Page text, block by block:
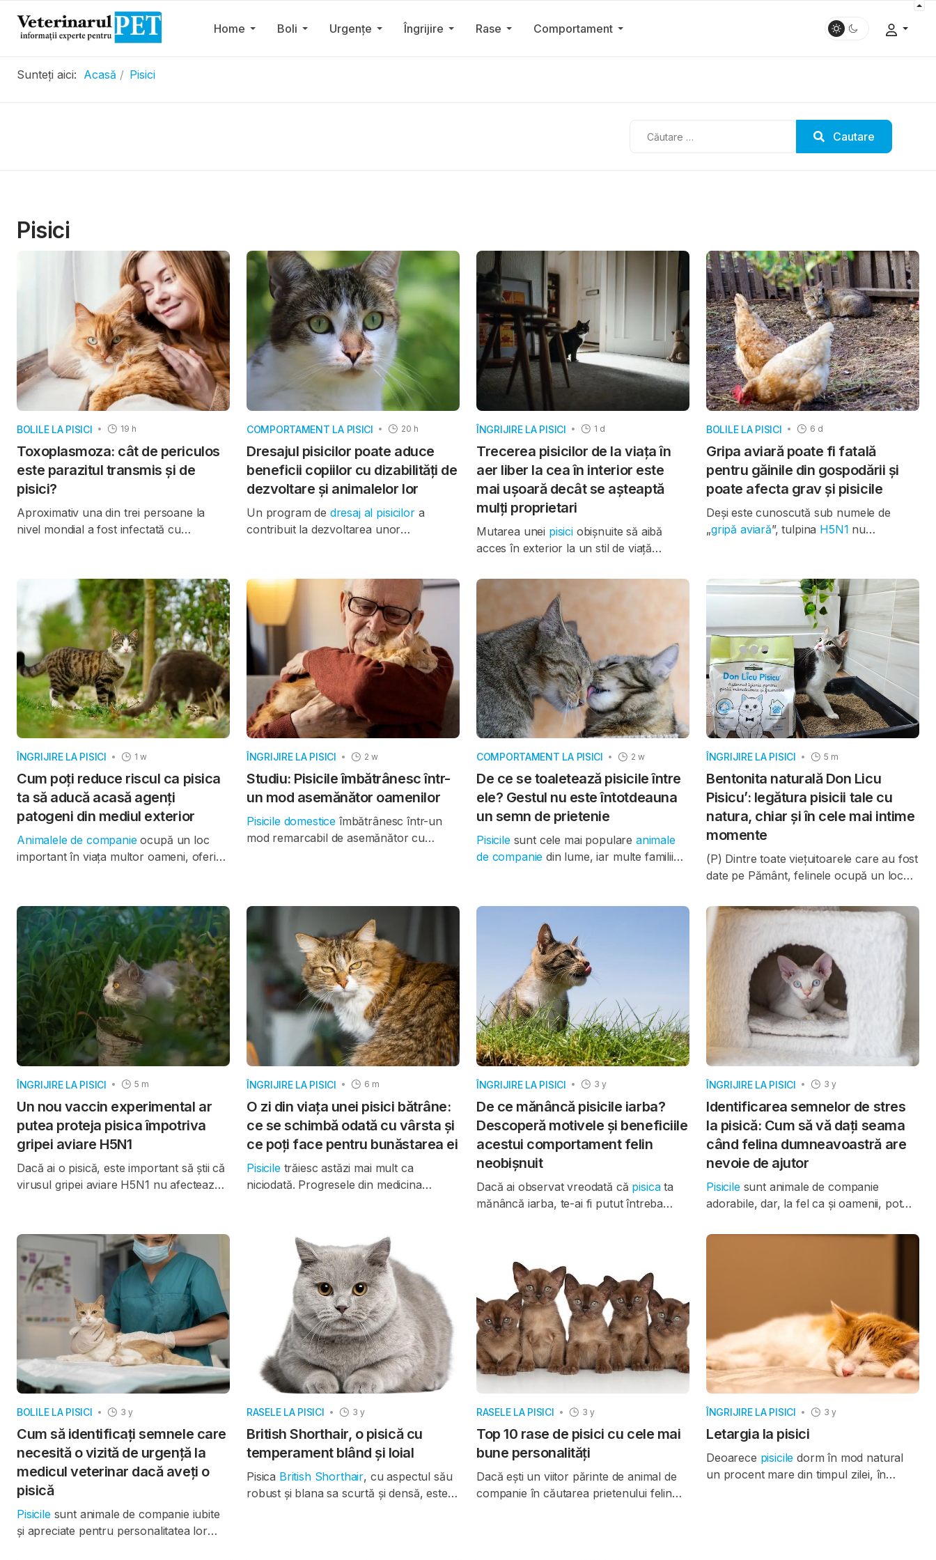
Home Boli Urgențe Îngrijire Rase Comportament
Sunteți aici: Acasă Pisici
Cautare
Pisici
BOLILE LA PISICI 19 h
Toxoplasmoza: cât de periculos
este parazitul transmis și de
pisici?
Aproximativ una din trei persoane la
nivel mondial a fost infectată cu
de „toxo”, care poate provoca
toxoplasmoză . După infecția inițială,
parazitul se poate instala în mușchi și
creier, unde poate rămâne pe tot
parcursul vieții.
COMPORTAMENT LA PISICI 20 h
Dresajul pisicilor poate aduce
beneficii copiilor cu dizabilități de
dezvoltare și animalelor lor
Un program de dresaj al pisicilora
contribuit la dezvoltarea unor
consolidarea relației cupisicilefamiliei și
la îmbunătățirea comportamentului
social al animalelor, potrivit unui nou
studiu publicat în revistaAnimals.
ÎNGRIJIRE LA PISICI 1 d
Trecerea pisicilor de la viața în
aer liber la cea în interior este
mai ușoară decât se așteaptă
mulți proprietari
Mutarea unei pisici obișnuite să aibă
acces în exterior la un stil de viață
decât se așteaptă proprietarii, potrivit
unei noi cercetări. Rezultatele arată că
majoritatea persoanelor care au făcut
această schimbare au considerat, în cele
din urmă, că beneficiile pentru pisici și
proprietari au fost mai mari decât
dificultățile întâmpinate.
BOLILE LA PISICI 6 d
Gripa aviară poate fi fatală
pentru găinile din gospodării și
poate afecta grav și pisicile
Deși este cunoscută sub numele de
„gripă aviară”, tulpina H5N1 nu
inclusiv
pisicile, iar în unele cazuri boala
poate fi fatală. Medicii veterinari atrag
atenția că proprietarii de animale, în
special cei care cresc găini în
gospodărie, ar trebui să fie atenți la
semnele de boală și să ia măsuri pentru
a reduce riscul de expunere.
ÎNGRIJIRE LA PISICI 1 w
Cum poți reduce riscul ca pisica
ta să aducă acasă agenți
patogeni din mediul exterior
Animalele de companieocupă un loc
important în viața multor oameni, oferind
nesupravegheat în exterior, ele pot
deveni și o cale prin care diferiți agenți
patogeni ajung în apropierea oamenilor.
ÎNGRIJIRE LA PISICI 2 w
Studiu: Pisicile îmbătrânesc într-
un mod asemănător oamenilor
Pisicile domestice îmbătrânesc într-un
mod remarcabil de asemănător cu
realizat în colaborare de cercetători de
la Universitatea din Bath (Marea
Britanie), Colegiul de Medicină Veterinară
al Universității Auburn (SUA) și École
Nationale Vétérinaire de Toulouse
(Franța).
COMPORTAMENT LA PISICI 2 w
De ce se toaletează pisicile între
ele? Gestul nu este întotdeauna
un semn de prietenie
Pisicile sunt cele mai populare animale
de companie din lume, iar multe familii
când o pisică o linge pe alta –
comportament cunoscut sub numele de
allogrooming – cele două animale au o
relație apropiată, un nou studiu arată că
acest gest nu este întotdeauna un semn
de afecțiune.
ÎNGRIJIRE LA PISICI 5 m
Bentonita naturală Don Licu
Pisicu’: legătura pisicii tale cu
natura, chiar și în cele mai intime
momente
(P) Dintre toate viețuitoarele care au fost
date pe Pământ, felinele ocupă un loc
observatoare, curioase și profund
conectate la mediul care le înconjoară.
Au o frumusețe aparte, o prezență care
nu cere, dar oferă. O pisică nu te
întâmpină zgomotos, dar știe exact când
ai nevoie de liniște. Nu cere atenție, dar
îți oferă afecțiune sinceră, se cuibărește
lângă tine și toarce ușor exact când ai
cea mai mare nevoie.
ÎNGRIJIRE LA PISICI 5 m
Un nou vaccin experimental ar
putea proteja pisica împotriva
gripei aviare H5N1
Dacă ai o pisică, este important să știi că
virusul gripei aviare H5N1 nu afectează
virus și, în multe cazuri, infecția poate fi
severă sau chiar fatală. O veste bună
vine însă din zona cercetării științifice: un
nou vaccin experimental a demonstrat
protecție eficientă la pisici.
ÎNGRIJIRE LA PISICI 6 m
O zi din viața unei pisici bătrâne:
ce se schimbă odată cu vârsta și
ce poți face pentru bunăstarea ei
Pisicile trăiesc astăzi mai mult ca
niciodată. Progresele din medicina
semnificativă a speranței de viață. Din
acest motiv, tot mai mulți proprietari
ajung să trăiască alături de pisici senior și
super-senior, cu vârste de peste 10,
respectiv 15 ani.
ÎNGRIJIRE LA PISICI 3 y
De ce mănâncă pisicile iarba?
Descoperă motivele și beneficiile
acestui comportament felin
neobișnuit
Dacă ai observat vreodată că pisicata
mănâncă iarba, te-ai fi putut întreba
destul de comună în rândul pisicilor, iar
motivele pot fi multiple. Acest articol
abordează principalele teorii legate de
motivele pentru care pisicile mănâncă
iarbă și beneficiile pe care acest obicei le
poate aduce.
ÎNGRIJIRE LA PISICI 3 y
Identificarea semnelor de stres
la pisică: Cum să vă dați seama
când felina dumneavoastră are
nevoie de ajutor
Pisicile sunt animale de companie
adorabile, dar, la fel ca și oamenii, pot
Este esențial să înțelegem semnele de
semnele de stres la pisica
dumneavoastră și să înțelegeți cum să le
abordați.
BOLILE LA PISICI 3 y
Cum să identificați semnele care
necesită o vizită de urgență la
medicul veterinar dacă aveți o
pisică
Pisicilesunt animale de companie iubite
și apreciate pentru personalitatea lor
RASELE LA PISICI 3 y
British Shorthair, o pisică cu
temperament blând și loial
Pisica British Shorthair, cu aspectul său
robust și blana sa scurtă și densă, este
RASELE LA PISICI 3 y
Top 10 rase de pisici cu cele mai
bune personalități
Dacă ești un viitor părinte de animal de
companie în căutarea prietenului felin
ÎNGRIJIRE LA PISICI 3 y
Letargia la pisici
Deoarece pisiciledorm în mod natural
un procent mare din timpul zilei, în